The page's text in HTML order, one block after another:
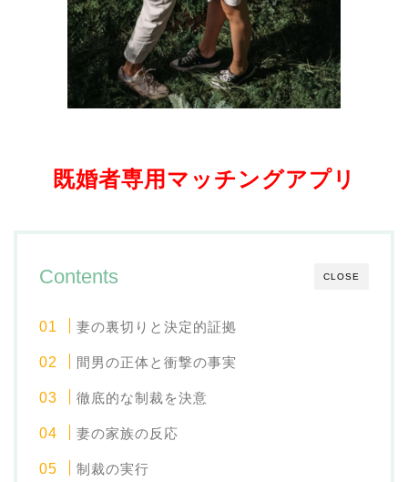
既婚者専用マッチングアプリ
CLOSE
Contents
妻の裏切りと決定的証拠
間男の正体と衝撃の事実
徹底的な制裁を決意
妻の家族の反応
制裁の実行